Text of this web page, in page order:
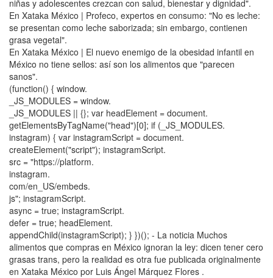
niñas y adolescentes crezcan con salud, bienestar y dignidad".
En Xataka México | Profeco, expertos en consumo: "No es leche:
se presentan como leche saborizada; sin embargo, contienen
grasa vegetal".
En Xataka México | El nuevo enemigo de la obesidad infantil en
México no tiene sellos: así son los alimentos que "parecen
sanos".
(function() { window.
_JS_MODULES = window.
_JS_MODULES || {}; var headElement = document.
getElementsByTagName("head")[0]; if (_JS_MODULES.
instagram) { var instagramScript = document.
createElement("script"); instagramScript.
src = "https://platform.
instagram.
com/en_US/embeds.
js"; instagramScript.
async = true; instagramScript.
defer = true; headElement.
appendChild(instagramScript); } })(); - La noticia Muchos
alimentos que compras en México ignoran la ley: dicen tener cero
grasas trans, pero la realidad es otra fue publicada originalmente
en Xataka México por Luis Ángel Márquez Flores .